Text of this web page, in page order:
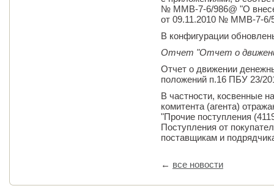
№ ММВ-7-6/986@ "О
от 09.11.2010 № ММВ-7-6/
В конфигурации
Отчет "Отчет о
Отчет о движении
положений п.16 ПБУ 23/
В частности, косвенные
комитента (агента)
"Прочие поступления
Поступления от
поставщикам и
← все новости